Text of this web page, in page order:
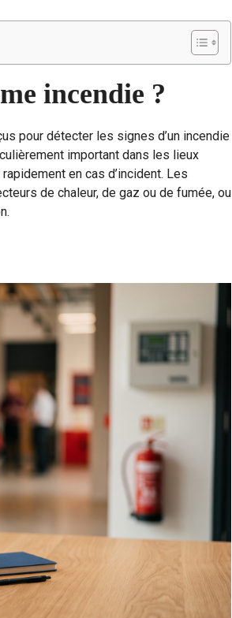
incendie ?
pour détecter les signes d’un incendie
important dans les lieux
en cas d’incident. Les
de chaleur, de gaz ou de fumée, ou